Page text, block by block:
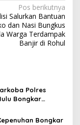
Pos berikutnya
Salurkan Bantuan
dan Nasi Bungkus
Warga Terdampak
Banjir di Rohul
Polres
Bongkar
diBongkar